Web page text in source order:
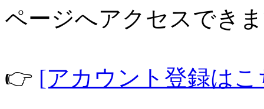
ページへアクセスでき
👉 [アカウント登録は